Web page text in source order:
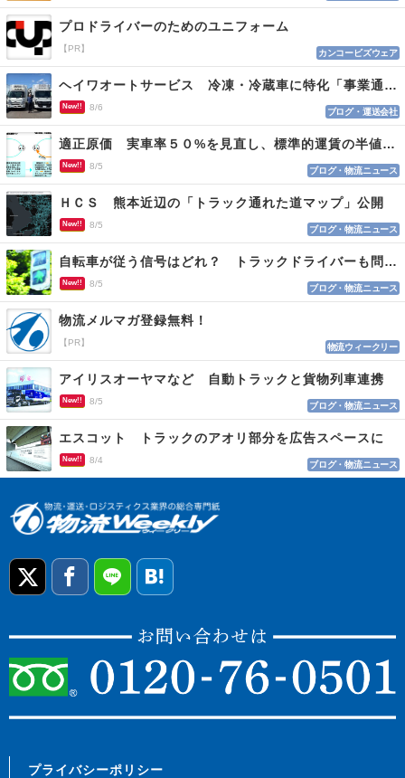
プロドライバーのためのユニフォーム
【PR】 カンコービズウェア
ヘイワオートサービス 冷凍・冷蔵車に特化「事業通じ貢献目指す」
New!! 8/6 ブログ・運送会社
適正原価 実車率５０%を見直し、標準的運賃の半値の恐れも
New!! 8/5 ブログ・物流ニュース
ＨＣＳ 熊本近辺の「トラック通れた道マップ」公開
New!! 8/5 ブログ・物流ニュース
自転車が従う信号はどれ？ トラックドライバーも問われる認識
New!! 8/5 ブログ・物流ニュース
物流メルマガ登録無料！
【PR】 物流ウィークリー
アイリスオーヤマなど 自動トラックと貨物列車連携
New!! 8/5 ブログ・物流ニュース
エスコット トラックのアオリ部分を広告スペースに
New!! 8/4 ブログ・物流ニュース
プライバシーポリシー